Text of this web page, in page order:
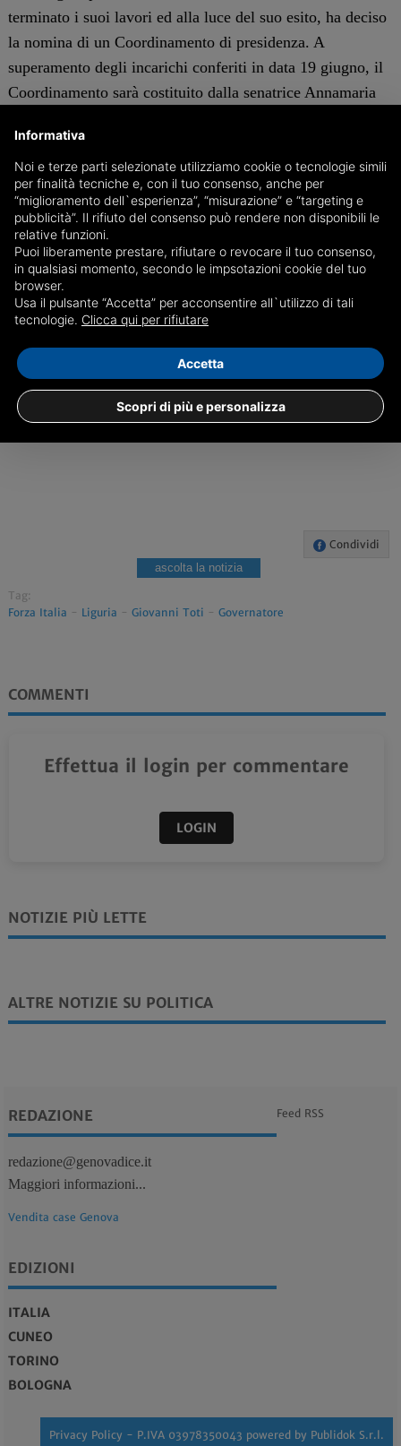
terminato i suoi lavori ed alla luce del suo esito, ha deciso
la nomina di un Coordinamento di presidenza. A
superamento degli incarichi conferiti in data 19 giugno, il
Coordinamento sarà costituito dalla senatrice Annamaria
onorevole Mara Carfagna, dagli onorevoli Mariastella
Gelmini, Sestino Giacomoni e dal vicepresidente di Forza
Italia Antonio Tajani". Toti è escluso.
c.s.
GENOVA
Condividi
ascolta la notizia
Tag:
Forza Italia - Liguria - Giovanni Toti - Governatore
COMMENTI
Effettua il login per commentare
LOGIN
NOTIZIE PIÙ LETTE
ALTRE NOTIZIE SU POLITICA
REDAZIONE
redazione@genovadice.it
Maggiori informazioni...
Vendita case Genova
EDIZIONI
ITALIA
CUNEO
TORINO
BOLOGNA
Feed RSS
Privacy Policy - P.IVA 03978350043 powered by Publidok S.r.l.
Informativa
Noi e terze parti selezionate utilizziamo cookie o tecnologie simili
per finalità tecniche e, con il tuo consenso, anche per
“miglioramento dell`esperienza”, “misurazione” e “targeting e
pubblicità”. Il rifiuto del consenso può rendere non disponibili le
relative funzioni.
Puoi liberamente prestare, rifiutare o revocare il tuo consenso,
in qualsiasi momento, secondo le impsotazioni cookie del tuo
browser.
Usa il pulsante “Accetta” per acconsentire all`utilizzo di tali
tecnologie. Clicca qui per rifiutare
Scopri di più e personalizza
Accetta